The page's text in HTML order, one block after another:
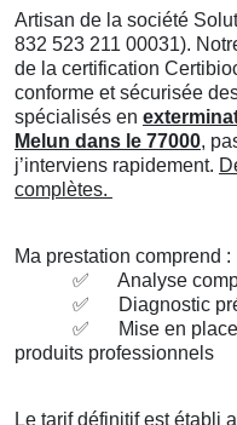
Artisan de la société
832 523 211 00031).
de la certification
conforme et sécurisée
spécialisés en
Melun dans le 77000,
j’interviens rapidement.
complètes.
Ma prestation comprend :
✅
Analyse
✅
Diagnostic
✅
Mise en
produits professionnels
Le tarif définitif est établi